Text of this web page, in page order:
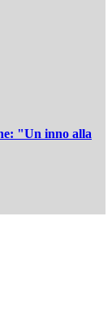
"Un inno alla